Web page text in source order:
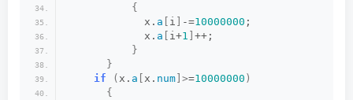
{
            x.
a i -=10000000 ;
            x.
a i+1 ++;
}
}
if
( x. a x. num ]>=10000000 )
{